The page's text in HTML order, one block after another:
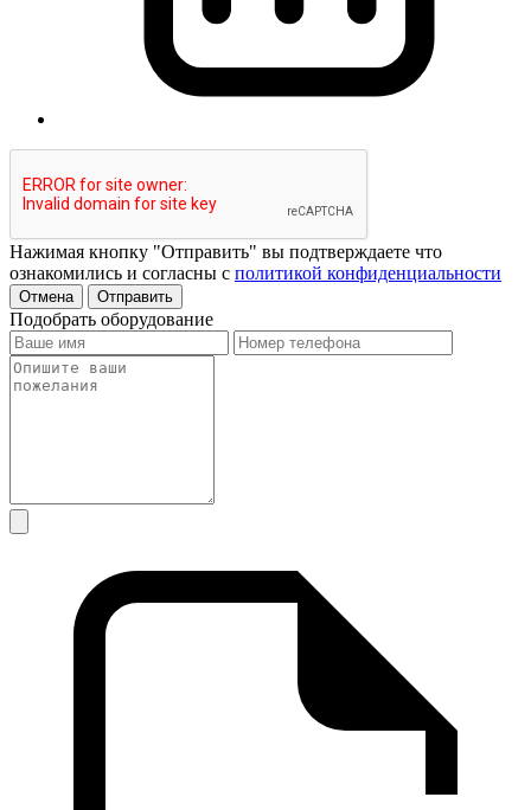
Нажимая кнопку "Отправить" вы подтверждаете что
ознакомились и согласны с политикой конфиденциальности
Отмена Отправить
Подобрать оборудование